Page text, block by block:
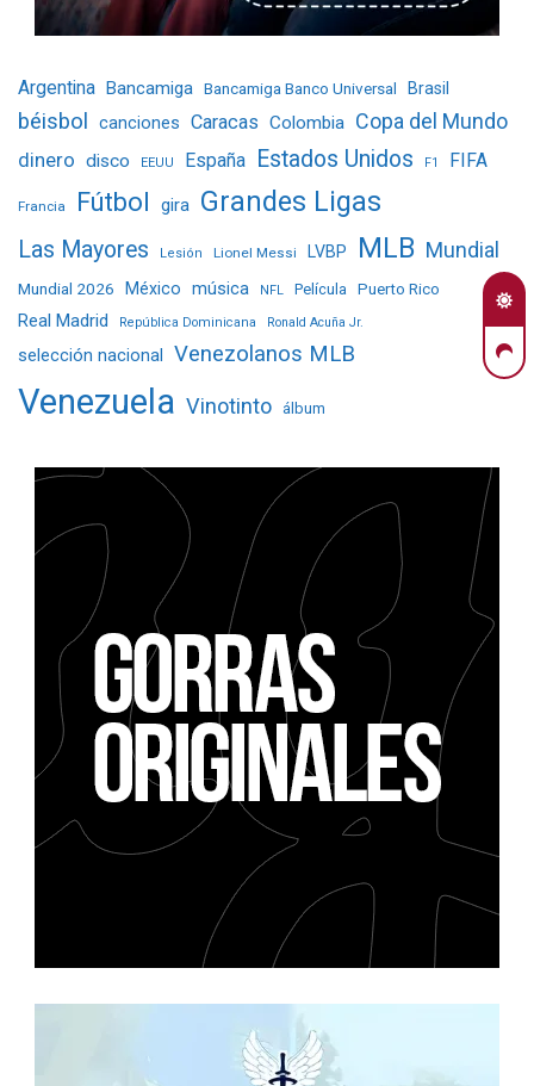
Argentina Bancamiga Bancamiga Banco Universal Brasil
béisbol canciones Caracas Colombia Copa del Mundo
dinero disco EEUU España Estados Unidos F1 FIFA
Francia Fútbol gira Grandes Ligas
Las Mayores Lesión Lionel Messi LVBP MLB Mundial
Mundial 2026 México música NFL Película Puerto Rico
Real Madrid República Dominicana Ronald Acuña Jr.
selección nacional Venezolanos MLB
Venezuela Vinotinto álbum